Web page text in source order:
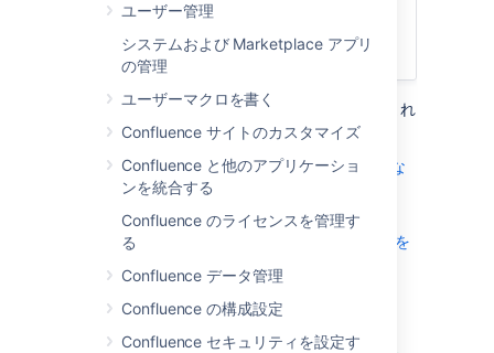
ユーザー管理
システムおよび Marketplace アプリ
の管理
ユーザーマクロを書く
Confluence サイトのカスタマイズ
Confluence と他のアプリケーショ
ンを統合する
Confluence のライセンスを管理す
る
Confluence データ管理
Confluence の構成設定
Confluence セキュリティを設定す
Confluence 管理者入門
サポート対象プラットフォーム
このセクションには、次のガイドラインが含まれ
ています。
Confluence ホームおよびその他の重要な
ディレクトリ
アプリケーションサーバーの設定
システム起動時に自動的に Confluence を
図：Confluence インストール